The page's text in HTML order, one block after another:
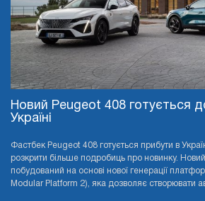
Новий Peugeot 408 готується
Україні
Фастбек Peugeot 408 готується прибути в
розкрити більше подробиць про новинку.
побудований на основі нової генерації
Modular Platform 2), яка дозволяє створювати